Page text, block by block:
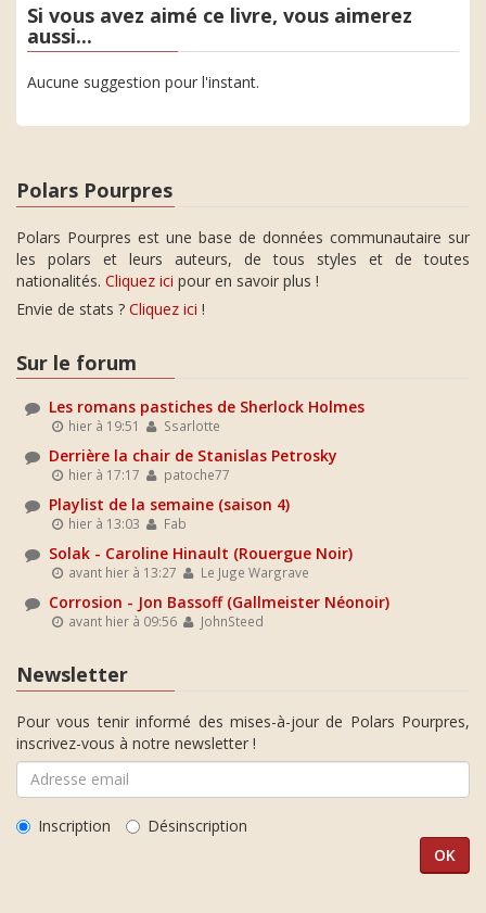
Si vous avez aimé ce livre, vous aimerez
aussi...
Aucune suggestion pour l'instant.
Polars Pourpres
Polars Pourpres est une base de données communautaire sur
les polars et leurs auteurs, de tous styles et de toutes
nationalités. Cliquez ici pour en savoir plus !
Envie de stats ? Cliquez ici !
Sur le forum
Les romans pastiches de Sherlock Holmes
hier à 19:51 Ssarlotte
Derrière la chair de Stanislas Petrosky
hier à 17:17 patoche77
Playlist de la semaine (saison 4)
hier à 13:03 Fab
Solak - Caroline Hinault (Rouergue Noir)
avant hier à 13:27 Le Juge Wargrave
Corrosion - Jon Bassoff (Gallmeister Néonoir)
avant hier à 09:56 JohnSteed
Newsletter
Pour vous tenir informé des mises-à-jour de Polars Pourpres,
inscrivez-vous à notre newsletter !
Inscription Désinscription